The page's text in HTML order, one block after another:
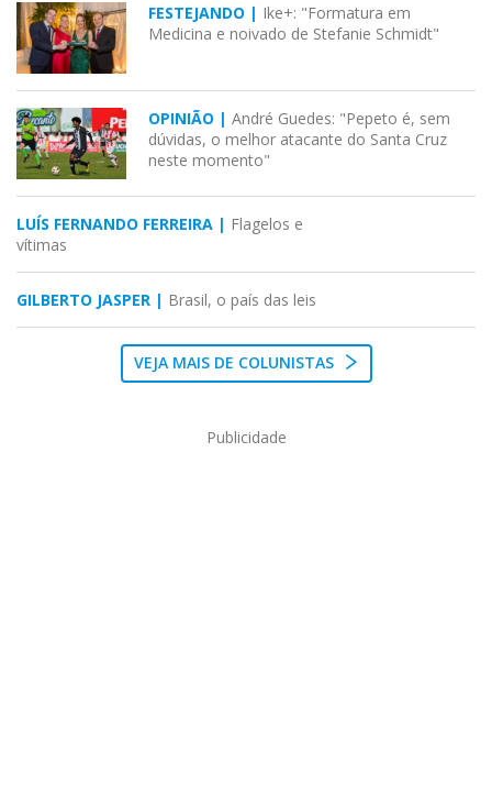
FESTEJANDO | Ike+: "Formatura em
Medicina e noivado de Stefanie Schmidt"
OPINIÃO | André Guedes: "Pepeto é, sem
dúvidas, o melhor atacante do Santa Cruz
neste momento"
LUÍS FERNANDO FERREIRA | Flagelos e
vítimas
GILBERTO JASPER | Brasil, o país das leis
VEJA MAIS DE COLUNISTAS
Publicidade